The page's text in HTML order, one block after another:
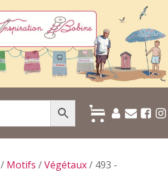
/ Motifs /Végétaux/ 493 -